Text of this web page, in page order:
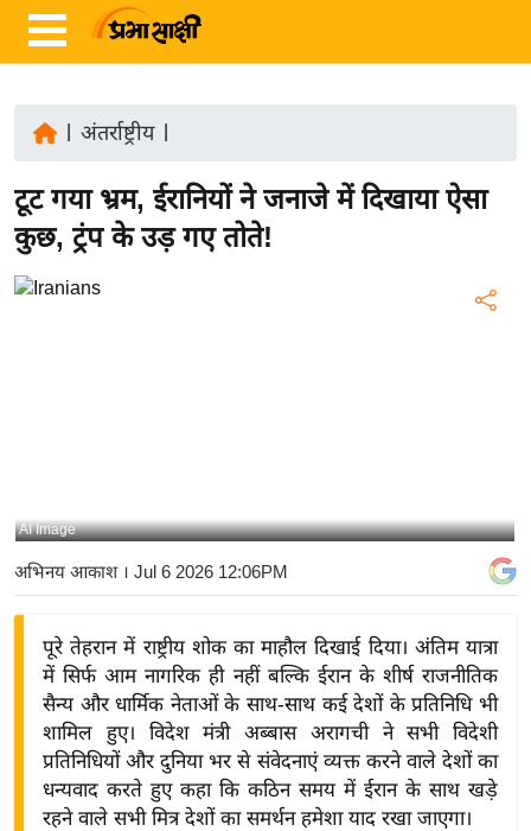
ज़ा
ख
ब
र
ष्ट्री
य
बि
द्यो
अंतर्राष्ट्रीय|
टूट गया भ्रम, ईरानियों ने जनाजे में दिखाया ऐसा
कुछ, ट्रंप के उड़ गए तोते!
AI Image
अभिनय आकाश। Jul 6 2026 12:06PM
पूरे तेहरान में राष्ट्रीय शोक का माहौल दिखाई दिया। अंतिम यात्रा
में सिर्फ आम नागरिक ही नहीं बल्कि ईरान के शीर्ष राजनीतिक
सैन्य और धार्मिक नेताओं के साथ-साथ कई देशों के प्रतिनिधि भी
शामिल हुए। विदेश मंत्री अब्बास अरागची ने सभी विदेशी
प्रतिनिधियों और दुनिया भर से संवेदनाएं व्यक्त करने वाले देशों का
धन्यवाद करते हुए कहा कि कठिन समय में ईरान के साथ खड़े
रहने वाले सभी मित्र देशों का समर्थन हमेशा याद रखा जाएगा।